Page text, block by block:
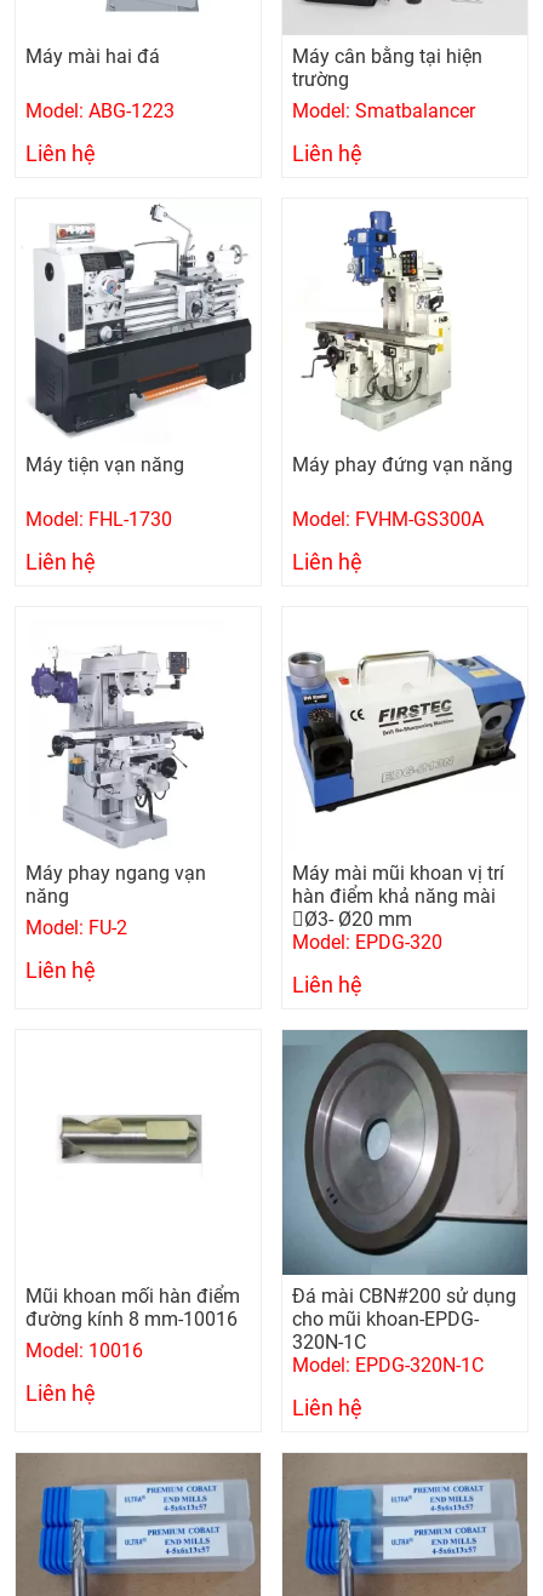
Máy mài hai đá
Model: ABG-1223
Liên hệ
Máy cân bằng tại hiện
trường
Model: Smatbalancer
Liên hệ
Máy tiện vạn năng
Model: FHL-1730
Liên hệ
Máy phay đứng vạn năng
Model: FVHM-GS300A
Liên hệ
Máy phay ngang vạn
năng
Model: FU-2
Liên hệ
Máy mài mũi khoan vị trí
hàn điểm khả năng mài
Ø3- Ø20 mm
Model: EPDG-320
Liên hệ
Mũi khoan mối hàn điểm
đường kính 8 mm-10016
Model: 10016
Liên hệ
Đá mài CBN#200 sử dụng
cho mũi khoan-EPDG-
320N-1C
Model: EPDG-320N-1C
Liên hệ